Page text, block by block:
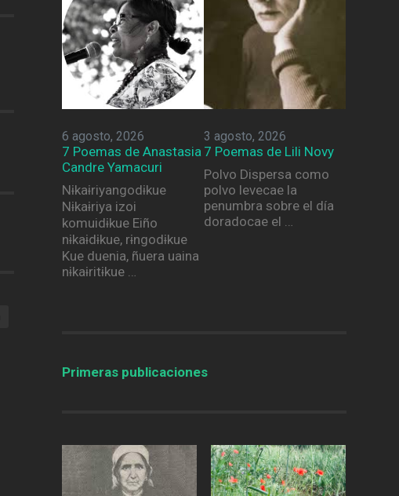
6 agosto, 2026
7 Poemas de Anastasia
Candre Yamacuri
Nɨkaɨriyangodɨkue
Nɨkaɨriya izoi
komuidɨkue Eiño
nɨkaɨdɨkue, rɨngodɨkue
Kue duenia, ñuera uaina
nɨkaɨritɨkue …
3 agosto, 2026
7 Poemas de Lili Novy
Polvo Dispersa como
polvo levecae la
penumbra sobre el día
doradocae el …
Primeras publicaciones